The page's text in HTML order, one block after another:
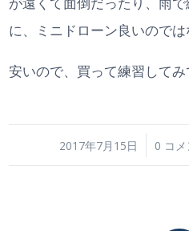
に、ミニドローン良いので
安いので、買って練習してみ
2017年7月15日
/ 0 コメ
/